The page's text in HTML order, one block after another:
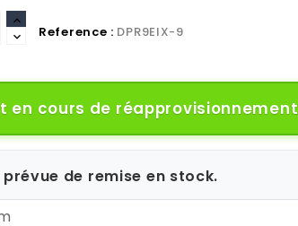
Reference : DPR9EIX-9
en cours de réapprovisionnement
de remise en stock.